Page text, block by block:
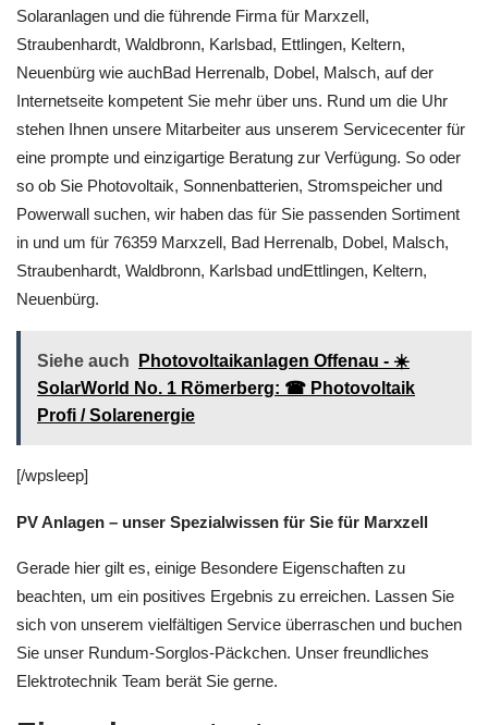
Solaranlagen und die führende Firma für Marxzell,
Straubenhardt, Waldbronn, Karlsbad, Ettlingen, Keltern,
Neuenbürg wie auchBad Herrenalb, Dobel, Malsch, auf der
Internetseite kompetent Sie mehr über uns. Rund um die Uhr
stehen Ihnen unsere Mitarbeiter aus unserem Servicecenter für
eine prompte und einzigartige Beratung zur Verfügung. So oder
so ob Sie Photovoltaik, Sonnenbatterien, Stromspeicher und
Powerwall suchen, wir haben das für Sie passenden Sortiment
in und um für 76359 Marxzell, Bad Herrenalb, Dobel, Malsch,
Straubenhardt, Waldbronn, Karlsbad undEttlingen, Keltern,
Neuenbürg.
Siehe auch
Photovoltaikanlagen Offenau - ☀️
SolarWorld No. 1 Römerberg: ☎ Photovoltaik
Profi / Solarenergie
[/wpsleep]
PV Anlagen – unser Spezialwissen für Sie für Marxzell
Gerade hier gilt es, einige Besondere Eigenschaften zu
beachten, um ein positives Ergebnis zu erreichen. Lassen Sie
sich von unserem vielfältigen Service überraschen und buchen
Sie unser Rundum-Sorglos-Päckchen. Unser freundliches
Elektrotechnik Team berät Sie gerne.